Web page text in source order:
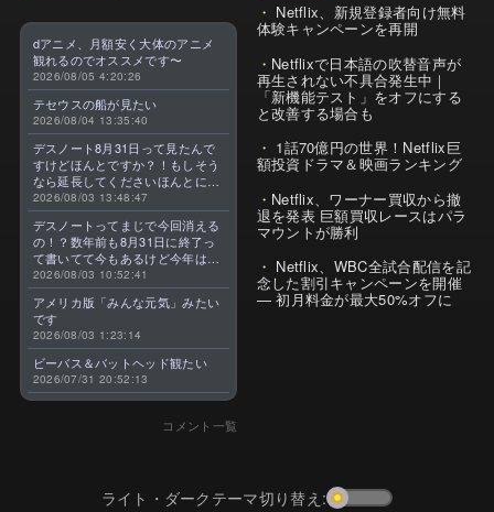
dアニメ、月額安く大体のアニメ
観れるのでオススメです〜
2026/08/05 4:20:26
テセウスの船が見たい
2026/08/04 13:35:40
デスノート8月31日って見たんで
すけどほんとですか？！もしそう
なら延長してくださいほんとに大
好きなんです😭
2026/08/03 13:48:47
デスノートってまじで今回消える
の！？数年前も8月31日に終了っ
て書いてて今もあるけど今年はま
じのやつ！？よくわからん！！で
きればなくならないでほしい！平
成アニメを振り返らせてくれっ
っ！！！！！！！
2026/08/03 10:52:41
アメリカ版「みんな元気」みたい
です
2026/08/03 1:23:14
ビーバス＆バットヘッド観たい
2026/07/31 20:52:13
コメント一覧
Netflix、新規登録者向け無料
体験キャンペーンを再開
Netflixで日本語の吹替音声が
再生されない不具合発生中｜
「新機能テスト」をオフにする
と改善する場合も
1話70億円の世界！Netflix巨
額投資ドラマ＆映画ランキング
Netflix、ワーナー買収から撤
退を発表 巨額買収レースはパラ
マウントが勝利
Netflix、WBC全試合配信を記
念した割引キャンペーンを開催
— 初月料金が最大50%オフに
ライト・ダークテーマ切り替え: